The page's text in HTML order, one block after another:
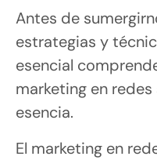
Antes de
estrategias y
esencial
marketing en redes
esencia.
El marketing en